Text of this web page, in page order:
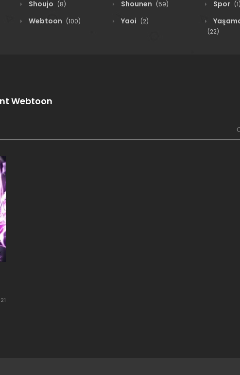
Shoujo (8) Shounen (59) Spor (1)
Webtoon (100) Yaoi (2)
(22)
Webtoon